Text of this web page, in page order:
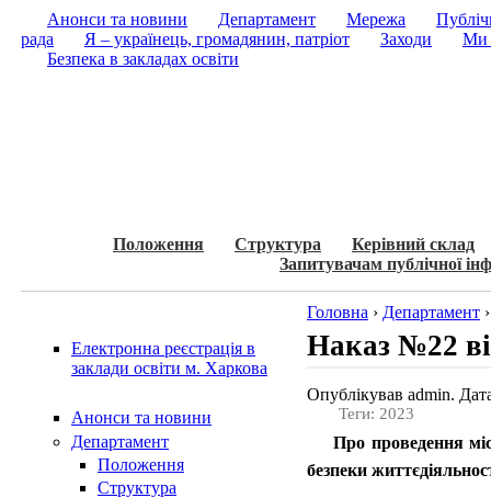
Анонси та новини Департамент Мережа
рада
Я – українець, громадянин, патріот Заходи
Ми
Безпека в закладах освіти
Положення Структура
Керівний склад
Запитувачам публічної
Електронна реєстрація в
заклади освіти м. Харкова
Анонси та новини
Департамент
Положення
Структура
Головна › Департамент
Наказ №22
Опублікував admin.
Теги: 2023
Про проведення
безпеки